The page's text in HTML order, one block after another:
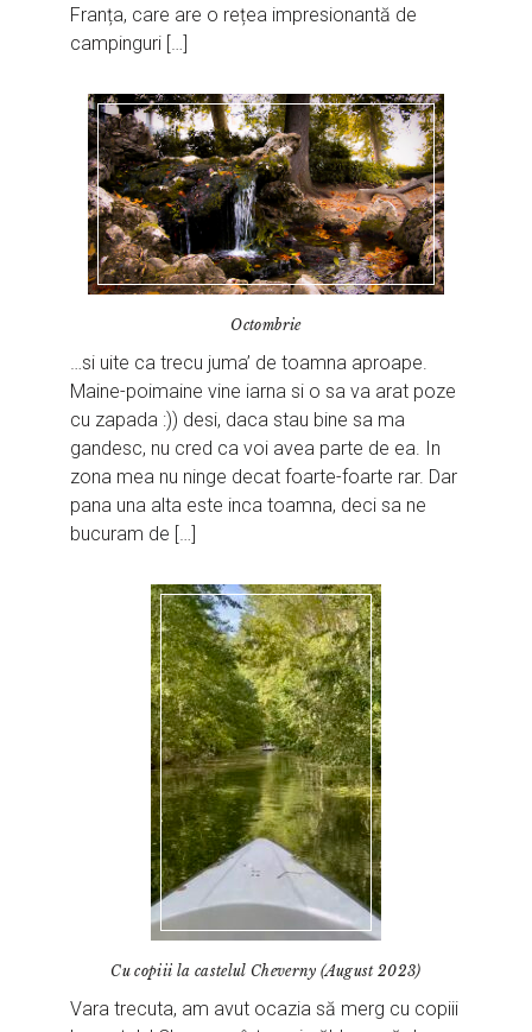
Franța, care are o rețea impresionantă de
campinguri […]
Octombrie
…si uite ca trecu juma’ de toamna aproape.
Maine-poimaine vine iarna si o sa va arat poze
cu zapada :)) desi, daca stau bine sa ma
gandesc, nu cred ca voi avea parte de ea. In
zona mea nu ninge decat foarte-foarte rar. Dar
pana una alta este inca toamna, deci sa ne
bucuram de […]
Cu copiii la castelul Cheverny (August 2023)
Vara trecuta, am avut ocazia să merg cu copiii